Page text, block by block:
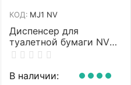
КОД: MJ1 NV
Диспенсер для
туалетной бумаги NV
белый MJ1 NV
В наличии: